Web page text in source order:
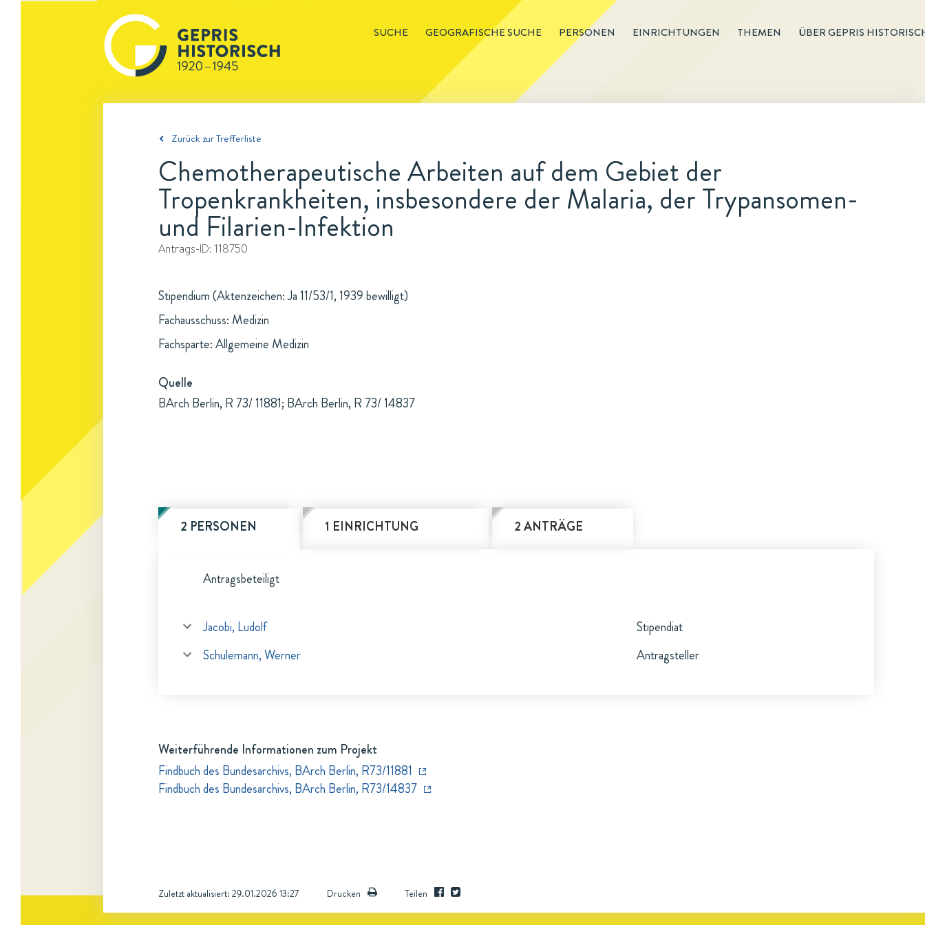
SUCHE GEOGRAFISCHE SUCHE PERSONEN EINRICHTUNGEN THEMEN ÜBER GEPRIS
Zurück zur Trefferliste
Chemotherapeutische Arbeiten auf dem Gebiet der
Tropenkrankheiten, insbesondere der Malaria, der Trypansomen-
und Filarien-Infektion
Antrags-ID: 118750
Stipendium (Aktenzeichen: Ja 11/53/1, 1939 bewilligt)
Fachausschuss: Medizin
Fachsparte: Allgemeine Medizin
Quelle
BArch Berlin, R 73/ 11881; BArch Berlin, R 73/ 14837
2 PERSONEN 1 EINRICHTUNG 2 ANTRÄGE
Antragsbeteiligt
Jacobi, Ludolf
Stipendiat
Schulemann, Werner
Antragsteller
Weiterführende Informationen zum Projekt
Findbuch des Bundesarchivs, BArch Berlin, R73/11881
Findbuch des Bundesarchivs, BArch Berlin, R73/14837
Zuletzt aktualisiert: 29.01.2026 13:27 Drucken Teilen